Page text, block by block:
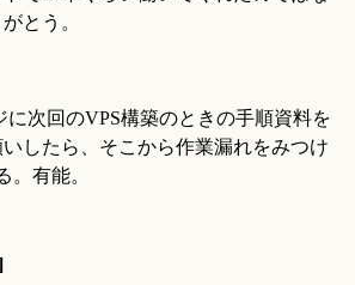
とう。
に次回のVPS構築のときの手順資料を
したら、そこから作業漏れをみつけ
。有能。